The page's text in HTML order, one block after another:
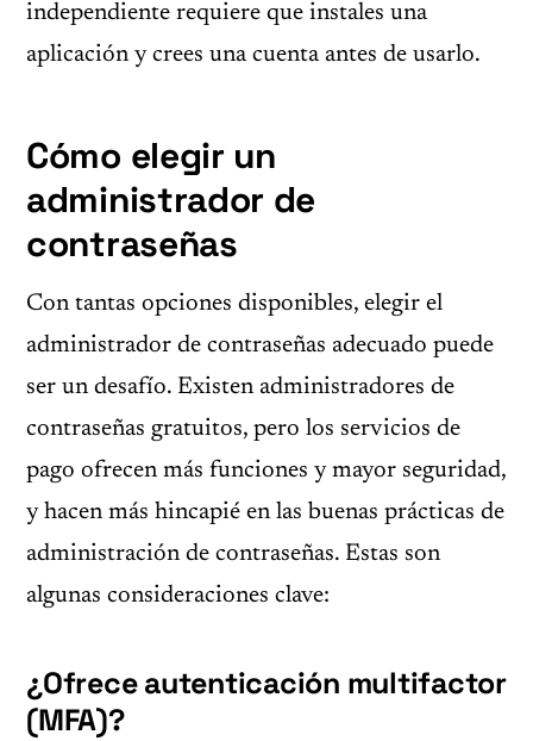
independiente requiere que instales una
aplicación y crees una cuenta antes de usarlo.
Cómo elegir un
administrador de
contraseñas
Con tantas opciones disponibles, elegir el
administrador de contraseñas adecuado puede
ser un desafío. Existen administradores de
contraseñas gratuitos, pero los servicios de
pago ofrecen más funciones y mayor seguridad,
y hacen más hincapié en las buenas prácticas de
administración de contraseñas. Estas son
algunas consideraciones clave:
¿Ofrece autenticación multifactor
(MFA)?